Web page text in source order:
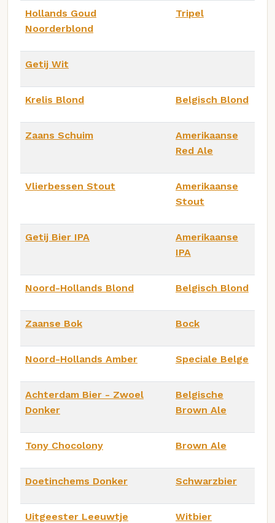
Hollands Goud
Noorderblond
Tripel
Getij Wit
Krelis Blond Belgisch Blond
Zaans Schuim
Amerikaanse
Red Ale
Vlierbessen Stout
Amerikaanse
Stout
Getij Bier IPA
Amerikaanse
IPA
Noord-Hollands Blond Belgisch Blond
Zaanse Bok Bock
Noord-Hollands Amber Speciale Belge
Achterdam Bier - Zwoel
Donker
Belgische
Brown Ale
Tony Chocolony Brown Ale
Doetinchems Donker Schwarzbier
Uitgeester Leeuwtje Witbier